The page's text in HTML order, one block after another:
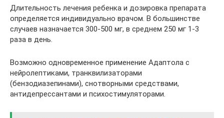
Длительность лечения ребенка и дозировка препарата
определяется индивидуально врачом. В большинстве
случаев назначается 300-500 мг, в среднем 250 мг 1-3
раза в день.
Возможно одновременное применение Адаптола с
нейролептиками, транквилизаторами
(бензодиазепинами), снотворными средствами,
антидепрессантами и психостимуляторами.